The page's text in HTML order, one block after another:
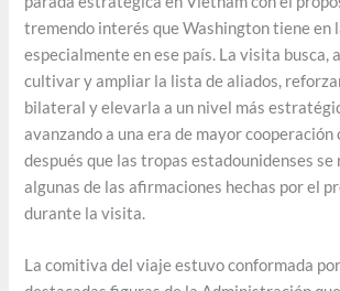
tremendo interés que Washington tiene en
especialmente en ese país. La visita busca,
cultivar y ampliar la lista de aliados,
bilateral y elevarla a un nivel más
avanzando a una era de mayor cooperación
después que las tropas estadounidenses
algunas de las afirmaciones hechas por el
durante la visita.
La comitiva del viaje estuvo conformada